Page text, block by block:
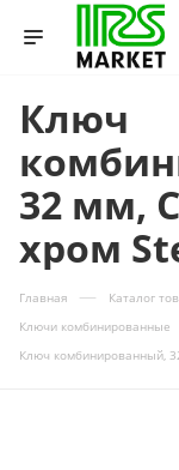
Ключ
32 мм,
хром
Главная — Каталог
Ключи комбинированные
Ключ комбинированный,